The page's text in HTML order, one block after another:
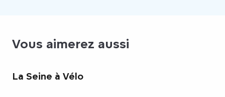
Vous aimerez aussi
La Seine à Vélo